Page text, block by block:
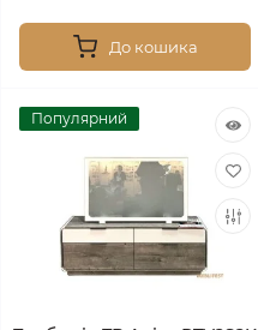
До кошика
Популярний